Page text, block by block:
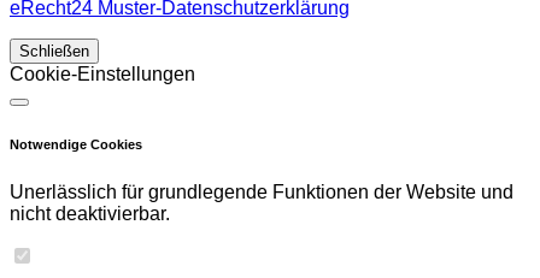
eRecht24 Muster-Datenschutzerklärung
Schließen
Cookie-Einstellungen
Notwendige Cookies
Unerlässlich für grundlegende Funktionen der Website und
nicht deaktivierbar.